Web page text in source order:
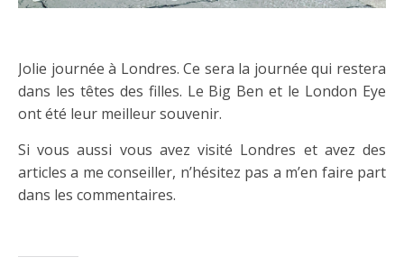
Jolie journée à Londres. Ce sera la journée qui restera
dans les têtes des filles. Le Big Ben et le London Eye
ont été leur meilleur souvenir.
Si vous aussi vous avez visité Londres et avez des
articles a me conseiller, n’hésitez pas a m’en faire part
dans les commentaires.